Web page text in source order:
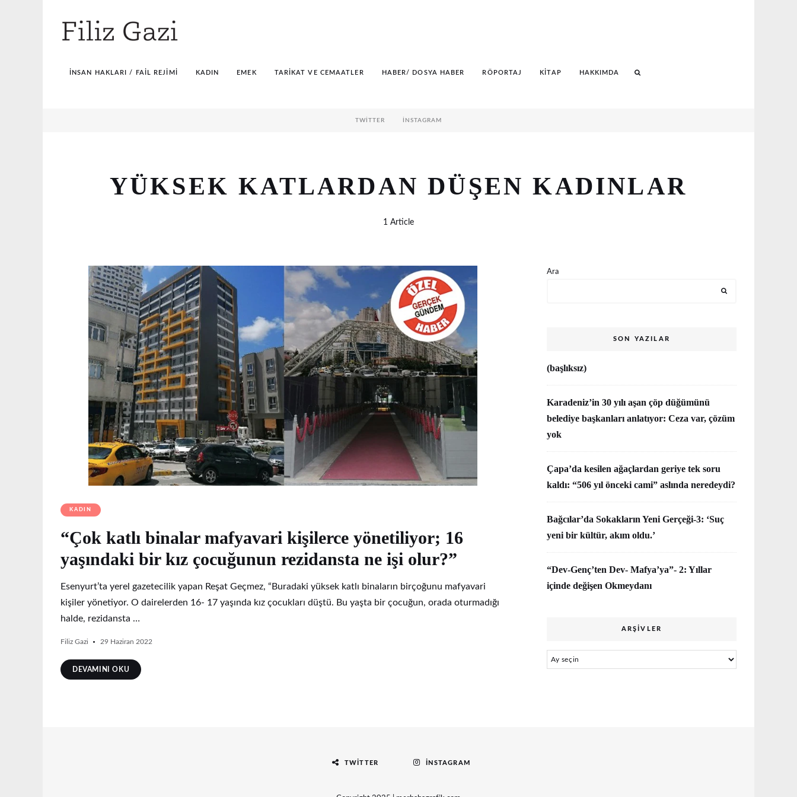
İNSAN HAKLARI / FAIL REJIMI KADIN EMEK TARIKAT VE CEMAATLER HABER/ DOSYA HABER RÖPORTAJ KITAP HAKKIMDA
TWITTER İNSTAGRAM
YÜKSEK KATLARDAN DÜŞEN KADINLAR
1 Article
KADIN
“Çok katlı binalar mafyavari kişilerce yönetiliyor; 16
yaşındaki bir kız çocuğunun rezidansta ne işi olur?”
Esenyurt’ta yerel gazetecilik yapan Reşat Geçmez, “Buradaki yüksek katlı binaların birçoğunu mafyavari
kişiler yönetiyor. O dairelerden 16- 17 yaşında kız çocukları düştü. Bu yaşta bir çocuğun, orada oturmadığı
halde, rezidansta …
Filiz Gazi 29 Haziran 2022
DEVAMINI OKU
Ara
SON YAZILAR
(başlıksız)
Karadeniz’in 30 yılı aşan çöp düğümünü
belediye başkanları anlatıyor: Ceza var, çözüm
yok
Çapa’da kesilen ağaçlardan geriye tek soru
kaldı: “506 yıl önceki cami” aslında neredeydi?
Bağcılar’da Sokakların Yeni Gerçeği-3: ‘Suç
yeni bir kültür, akım oldu.’
“Dev-Genç’ten Dev- Mafya’ya”- 2: Yıllar
içinde değişen Okmeydanı
ARŞIVLER
Arşivler
TWITTER İNSTAGRAM